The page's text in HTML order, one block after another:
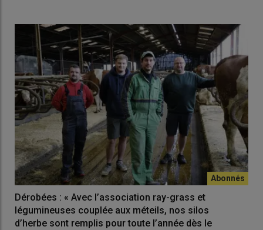
Dérobées : « Avec l’association ray-grass et
légumineuses couplée aux méteils, nos silos
d’herbe sont remplis pour toute l’année dès le